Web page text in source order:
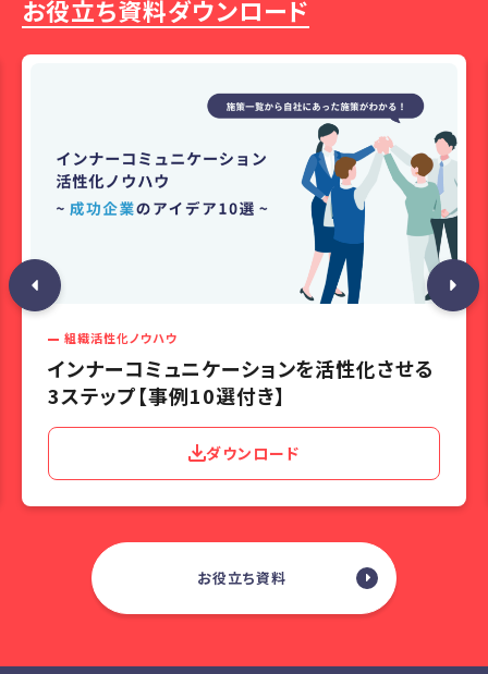
お役立ち資料ダウンロード
組織活性化ノウハウ
インナーコミュニケーションを活性化させる
3ステップ【事例10選付き】
ダウンロード
お役立ち資料